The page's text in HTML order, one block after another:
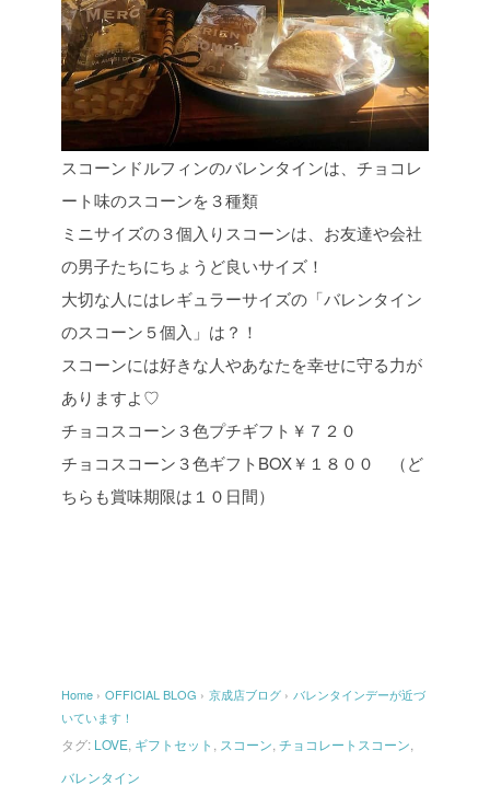
スコーンドルフィンのバレンタインは、チョコレ
ート味のスコーンを３種類
ミニサイズの３個入りスコーンは、お友達や会社
の男子たちにちょうど良いサイズ！
大切な人にはレギュラーサイズの「バレンタイン
のスコーン５個入」は？！
スコーンには好きな人やあなたを幸せに守る力が
ありますよ♡
チョコスコーン３色プチギフト￥７２０
チョコスコーン３色ギフトBOX￥１８００ （ど
ちらも賞味期限は１０日間）
Home › OFFICIAL BLOG › 京成店ブログ › バレンタインデーが近づ
いています！
タグ: LOVE ギフトセット スコーン チョコレートスコーン
バレンタイン